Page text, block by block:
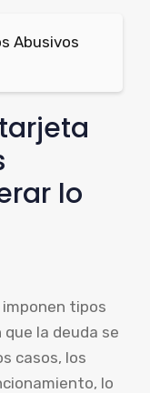
Abusivos
lo
tipos
la deuda se
casos, los
lo